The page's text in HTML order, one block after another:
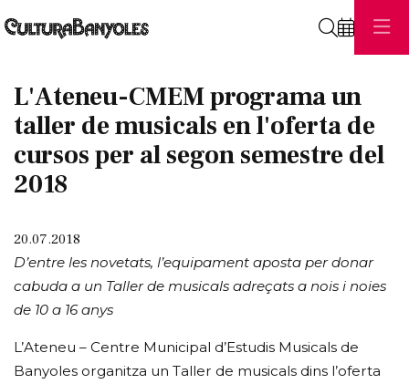
L'Ateneu-CMEM programa un
taller de musicals en l'oferta de
cursos per al segon semestre del
2018
20.07.2018
D’entre les novetats, l’equipament aposta per donar
cabuda a un Taller de musicals adreçats a nois i noies
de 10 a 16 anys
L’Ateneu – Centre Municipal d’Estudis Musicals de
Banyoles organitza un Taller de musicals dins l’oferta